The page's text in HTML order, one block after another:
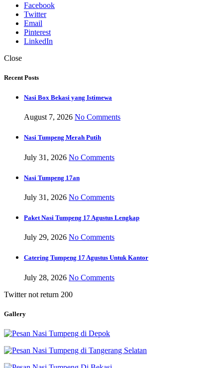
Facebook
Twitter
Email
Pinterest
LinkedIn
Close
Recent Posts
Nasi Box Bekasi yang Istimewa
August 7, 2026 No Comments
Nasi Tumpeng Merah Putih
July 31, 2026 No Comments
Nasi Tumpeng 17an
July 31, 2026 No Comments
Paket Nasi Tumpeng 17 Agustus Lengkap
July 29, 2026 No Comments
Catering Tumpeng 17 Agustus Untuk Kantor
July 28, 2026 No Comments
Twitter not return 200
Gallery